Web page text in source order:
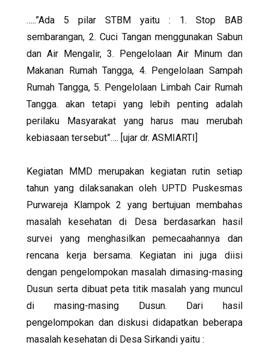
…..”Ada 5 pilar STBM yaitu : 1. Stop BAB
sembarangan, 2. Cuci Tangan menggunakan Sabun
dan Air Mengalir, 3. Pengelolaan Air Minum dan
Makanan Rumah Tangga, 4. Pengelolaan Sampah
Rumah Tangga, 5. Pengelolaan Limbah Cair Rumah
Tangga. akan tetapi yang lebih penting adalah
perilaku Masyarakat yang harus mau merubah
kebiasaan tersebut”…. [ujar dr. ASMIARTI]
Kegiatan MMD merupakan kegiatan rutin setiap
tahun yang dilaksanakan oleh UPTD Puskesmas
Purwareja Klampok 2 yang bertujuan membahas
masalah kesehatan di Desa berdasarkan hasil
survei yang menghasilkan pemecaahannya dan
rencana kerja bersama. Kegiatan ini juga diisi
dengan pengelompokan masalah dimasing-masing
Dusun serta dibuat peta titik masalah yang muncul
di masing-masing Dusun. Dari hasil
pengelompokan dan diskusi didapatkan beberapa
masalah kesehatan di Desa Sirkandi yaitu :